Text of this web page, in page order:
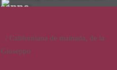
/ Californiana de mainada, de la